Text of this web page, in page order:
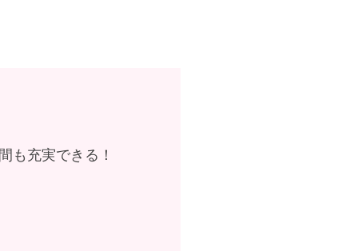
も充実できる！